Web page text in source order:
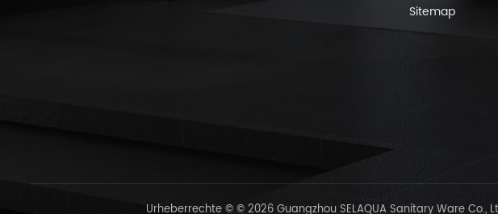
Sitemap
Urheberrechte © © 2026 Guangzhou SELAQUA Sanitary Ware Co.,